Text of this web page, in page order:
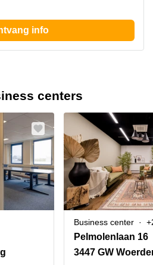
info
centers
Business center
Pelmolenlaan 16
3447 GW